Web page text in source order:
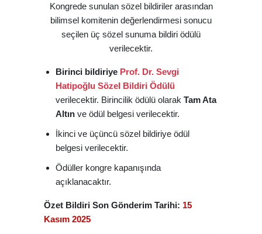
Kongrede sunulan sözel bildiriler arasından
bilimsel komitenin değerlendirmesi sonucu
seçilen üç sözel sunuma bildiri ödülü
verilecektir.
Birinci bildiriye Prof. Dr. Sevgi
Hatipoğlu Sözel Bildiri Ödülü
verilecektir. Birincilik ödülü olarak Tam Ata
Altın ve ödül belgesi verilecektir.
İkinci ve üçüncü sözel bildiriye ödül
belgesi verilecektir.
Ödüller kongre kapanışında
açıklanacaktır.
Özet Bildiri Son Gönderim Tarihi: 15
Kasım 2025